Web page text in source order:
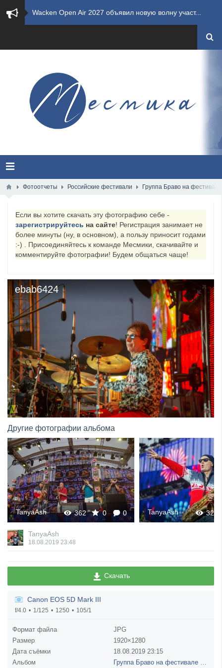
​Wacken Open Air 2027 объявил новую волну участ...
GHOST возвращаются на большие экраны с новым ко...
​Summer Breeze Open Air 2026 полностью переходи...
Всероссийский рок-фестиваль HAMMER FEST впервые...
XANDRIA представили новый сингл под названием «...
​Anthrax выпустили новый сингл и клип «Everybod...
Фотоотчеты Российские фестивали Группа Браво на
Если вы хотите скачать эту фотографию себе -
зарегистрируйтесь на сайте! Регистрация занимает не
более минуты (ну, в основном), а пользу приносит годами
:-) . Присоединяйтесь к команде Месмики, скачивайте и
комментируйте фотографии! Будем общаться чаще!
ebab6424
Другие фотографии альбома
362 0 0
TanyaAsh 323
TanyaAsh
TanyaAsh
18.08.2019 23:48
Скачать
Canon EOS 5D Mark III
f/4.0 1/125 1250 105/1
Формат файла
JPG
Размер
1920×1280
Дата съёмки
18.08.2019 23:15
Альбом